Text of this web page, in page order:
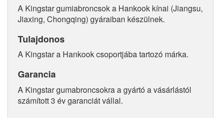
A Kingstar gumiabroncsok a Hankook kínai (Jiangsu,
Jiaxing, Chongqing) gyáraiban készülnek.
Tulajdonos
A Kingstar a Hankook csoportjába tartozó márka.
Garancia
A Kingstar gumabroncsokra a gyártó a vásárlástól
számított 3 év garanciát vállal.